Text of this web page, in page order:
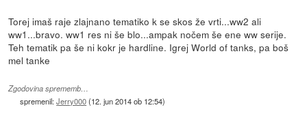
Torej imaš raje zlajnano tematiko k se skos že vrti...ww2 ali
ww1...bravo. ww1 res ni še blo...ampak nočem še ene ww serije.
Teh tematik pa še ni kokr je hardline. Igrej World of tanks, pa boš
mel tanke
Zgodovina sprememb…
spremenil:Jerry000(12. jun 2014 ob 12:54)